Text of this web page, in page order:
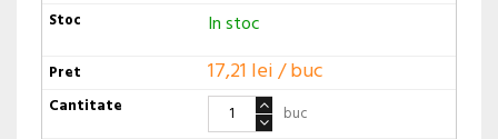
In stoc
17,21 lei / buc
buc